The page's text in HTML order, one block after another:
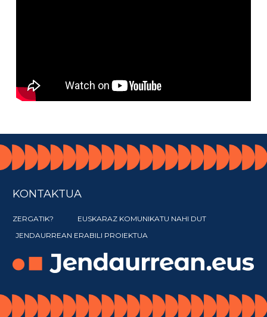
KONTAKTUA
ZERGATIK?
EUSKARAZ KOMUNIKATU NAHI DUT
JENDAURREAN ERABILI PROIEKTUA